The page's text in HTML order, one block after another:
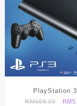
PlayStation 3
RM666.00 RM